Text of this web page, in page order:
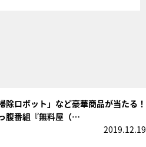
除ロボット」など豪華商品が当たる！
腹番組『無料屋（…
2019.12.19